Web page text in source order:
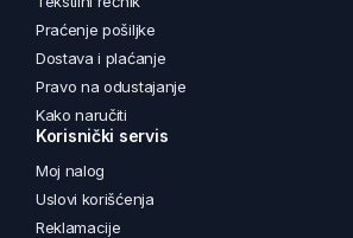
Praćenje pošiljke
Dostava i plaćanje
Pravo na odustajanje
Kako naručiti
Korisnički servis
Moj nalog
Uslovi korišćenja
Reklamacije